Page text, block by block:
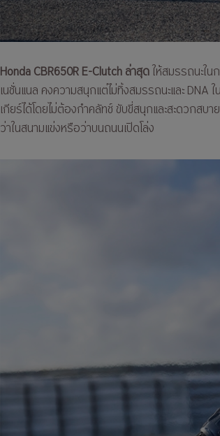
Honda CBR650R E-Clutch ล่าสุดให้สมรรถนะใ
เนชั่นแนล คงความสนุกแต่ไม่ทิ้งสมรรถนะและ DNA
เกียร์ได้โดยไม่ต้องกำคลัทช์ ขับขี่สนุกและสะดวกสบ
ว่าในสนามแข่งหรือว่าบนถนนเปิดโล่ง